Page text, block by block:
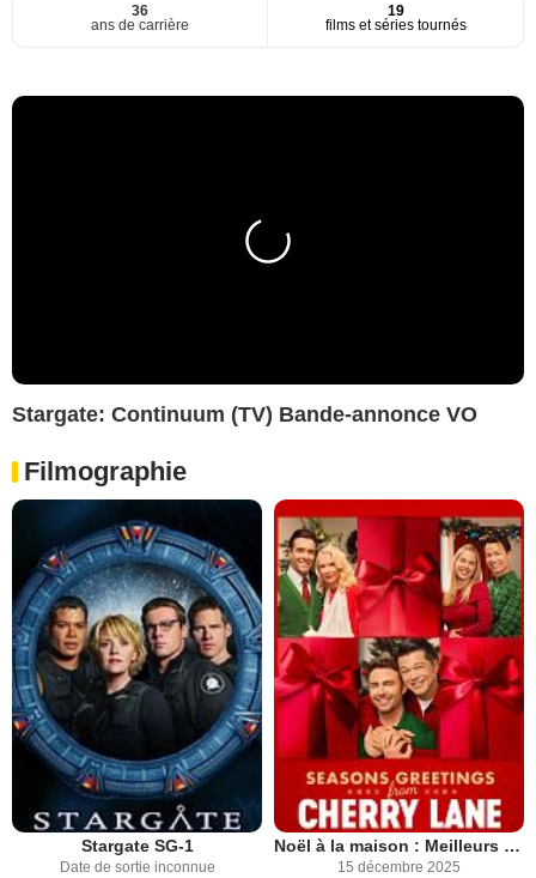
36
ans de carrière
19
films et séries tournés
Stargate: Continuum (TV) Bande-annonce VO
Filmographie
Stargate SG-1
Date de sortie inconnue
Noël à la maison : Meilleurs voeux
15 décembre 2025